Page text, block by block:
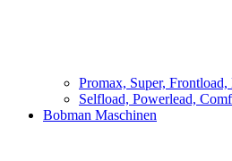
Promax, Super,
Selfload, Powerlead,
Bobman Maschinen